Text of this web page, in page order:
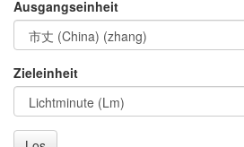
Ausgangseinheit
Zieleinheit